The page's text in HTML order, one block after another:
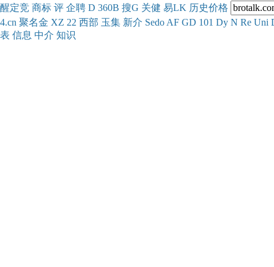
醒定竞 商标 评 企聘 D 360B 搜G 关健 易LK 历史价格
4.cn 聚名金 XZ 22 西部 玉集 新介 Sedo AF GD 101 Dy N Re Uni
表 信息 中介 知识